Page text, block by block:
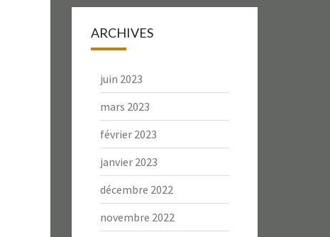
ARCHIVES
juin 2023
mars 2023
février 2023
janvier 2023
décembre 2022
novembre 2022